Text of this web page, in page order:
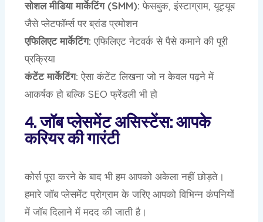
सोशल मीडिया मार्केटिंग (SMM): फेसबुक, इंस्टाग्राम, यूट्यूब
जैसे प्लेटफॉर्म्स पर ब्रांड प्रमोशन
एफिलिएट मार्केटिंग: एफिलिएट नेटवर्क से पैसे कमाने की पूरी
प्रक्रिया
कंटेंट मार्केटिंग: ऐसा कंटेंट लिखना जो न केवल पढ़ने में
आकर्षक हो बल्कि SEO फ्रेंडली भी हो
4. जॉब प्लेसमेंट असिस्टेंस: आपके
करियर की गारंटी
कोर्स पूरा करने के बाद भी हम आपको अकेला नहीं छोड़ते।
हमारे जॉब प्लेसमेंट प्रोग्राम के जरिए आपको विभिन्न कंपनियों
में जॉब दिलाने में मदद की जाती है।